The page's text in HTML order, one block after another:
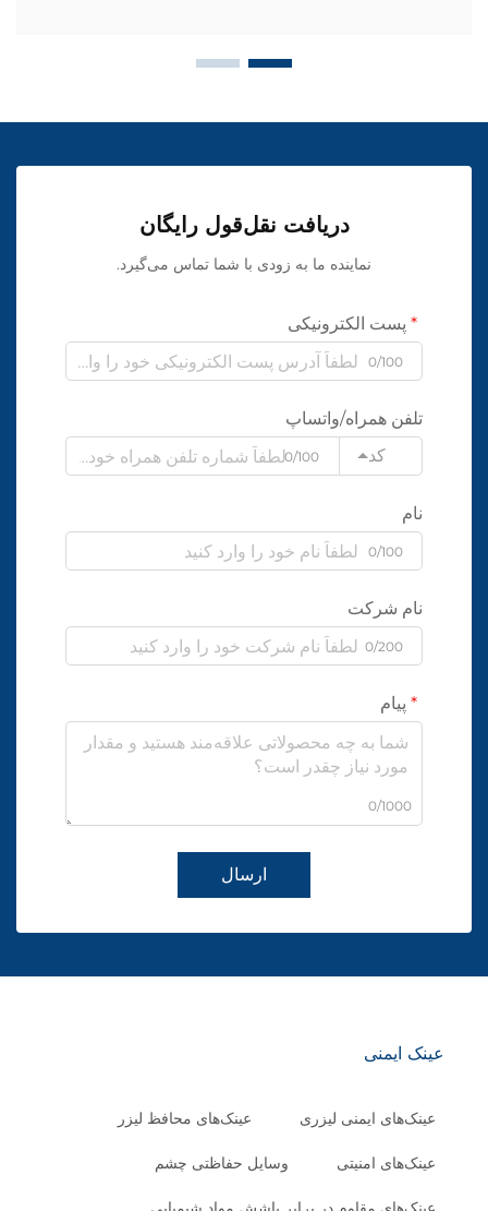
دریافت نقل‌قول رایگان
نماینده ما به زودی با شما تماس می‌گیرد.
پست الکترونیکی
0/100
تلفن همراه/واتساپ
کد
0/100
نام
0/100
نام شرکت
0/200
پیام
0/1000
ارسال
عینک ایمنی
عینک‌های ایمنی لیزری عینک‌های محافظ لیزر
عینک‌های امنیتی وسایل حفاظتی چشم